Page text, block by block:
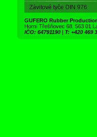
Závitové tyče DIN 976
GUFERO Rubber
Horní Třešňovec 68, 563 01
IČO: 64791190 | T: +420 469